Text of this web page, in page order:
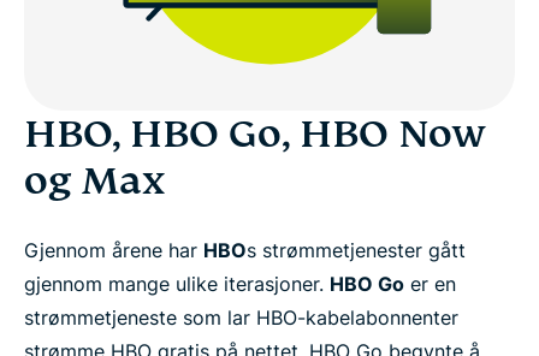
HBO, HBO Go, HBO Now
og Max
Gjennom årene har HBOs strømmetjenester gått
gjennom mange ulike iterasjoner. HBO Go er en
strømmetjeneste som lar HBO-kabelabonnenter
strømme HBO gratis på nettet. HBO Go begynte å